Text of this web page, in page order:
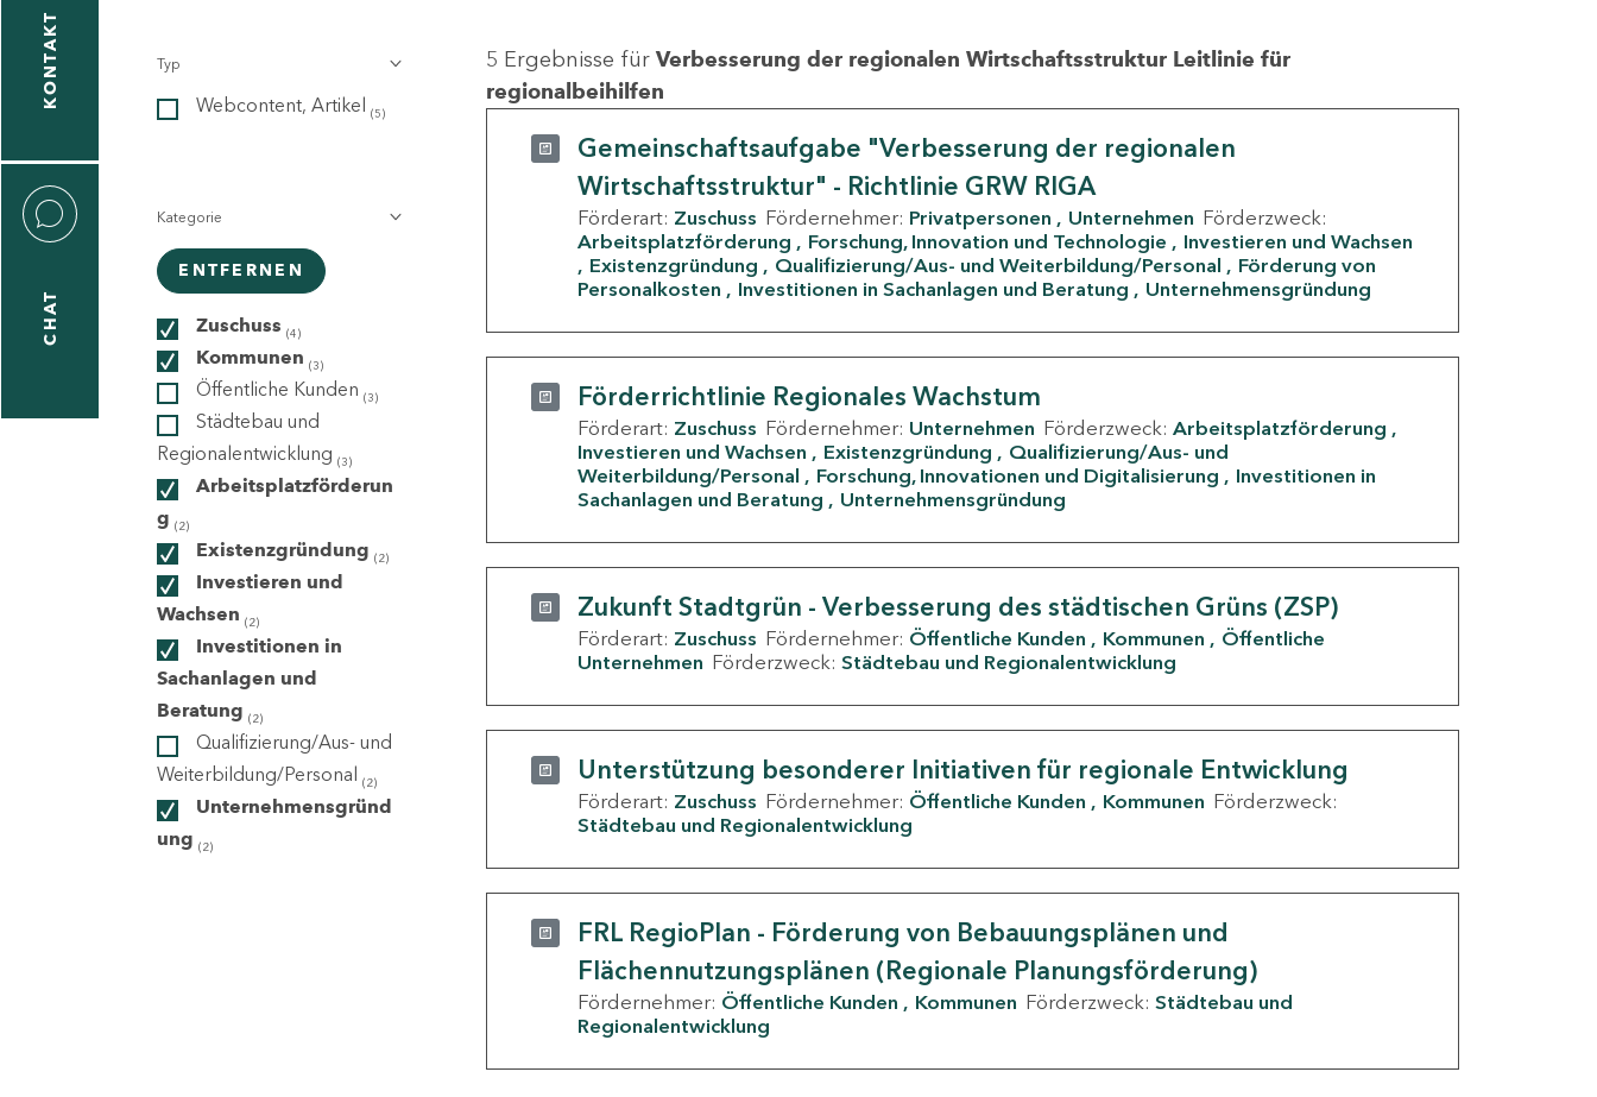
KONTAKT
CHAT
Typ
Webcontent, Artikel (5)
Kategorie
ENTFERNEN
Zuschuss (4)
Kommunen (3)
Öffentliche Kunden (3)
Städtebau und
Regionalentwicklung (3)
Arbeitsplatzförderun
g (2)
Existenzgründung (2)
Investieren und
Wachsen (2)
Investitionen in
Sachanlagen und
Beratung (2)
Qualifizierung/Aus- und
Weiterbildung/Personal (2)
Unternehmensgründ
ung (2)
5 Ergebnisse für Verbesserung der regionalen Wirtschaftsstruktur Leitlinie für
regionalbeihilfen
Gemeinschaftsaufgabe "Verbesserung der regionalen
Wirtschaftsstruktur" - Richtlinie GRW RIGA
Förderart: Zuschuss Fördernehmer: Privatpersonen Unternehmen Förderzweck:
Arbeitsplatzförderung
Forschung, Innovation und Technologie
Investieren und Wachsen
Existenzgründung
Qualifizierung/Aus- und Weiterbildung/Personal
Förderung von
Personalkosten
Investitionen in Sachanlagen und Beratung Unternehmensgründung
Förderrichtlinie Regionales Wachstum
Förderart: Zuschuss Fördernehmer: Unternehmen Förderzweck: Arbeitsplatzförderung
Investieren und Wachsen
Existenzgründung
Qualifizierung/Aus- und
Weiterbildung/Personal
Forschung, Innovationen und Digitalisierung
Investitionen in
Sachanlagen und Beratung
Unternehmensgründung
Zukunft Stadtgrün - Verbesserung des städtischen Grüns (ZSP)
Förderart: Zuschuss Fördernehmer: Öffentliche Kunden Kommunen
Öffentliche
Unternehmen Förderzweck: Städtebau und Regionalentwicklung
Unterstützung besonderer Initiativen für regionale Entwicklung
Förderart: Zuschuss Fördernehmer: Öffentliche Kunden Kommunen Förderzweck:
Städtebau und Regionalentwicklung
FRL RegioPlan - Förderung von Bebauungsplänen und
Flächennutzungsplänen (Regionale Planungsförderung)
Fördernehmer: Öffentliche Kunden Kommunen Förderzweck: Städtebau und
Regionalentwicklung